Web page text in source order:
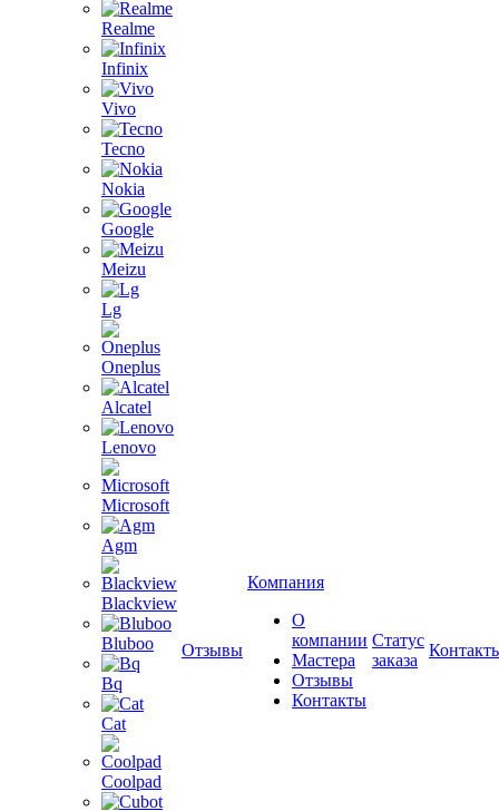
Realme
Infinix
Vivo
Tecno
Nokia
Google
Meizu
Lg
Oneplus
Alcatel
Lenovo
Microsoft
Agm
Blackview
Bluboo
Bq
Cat
Coolpad
Отзывы
Компания
О
компании
Мастера
Отзывы
Контакты
Статус
заказа